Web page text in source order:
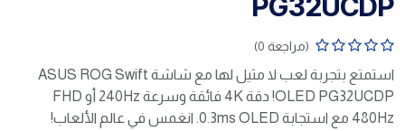
(مراجعة 0)
استمتع بتجربة لعب لا مثيل لها مع شاشة ASUS ROG Swift
OLED PG32UCDP! دقة 4K فائقة وسرعة 240Hz أو FHD
480Hz مع استجابة 0.3ms OLED. انغمس في عالم الألعاب!